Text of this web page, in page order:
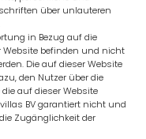
über unlauteren
in Bezug auf die
Website befinden und nicht
Die auf dieser Website
den Nutzer über die
auf dieser Website
BV garantiert nicht und
Zugänglichkeit der